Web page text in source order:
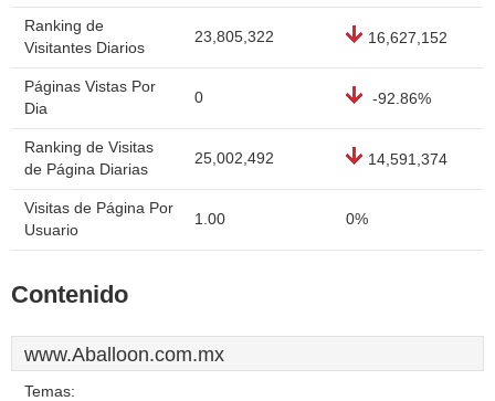
Ranking de
Visitantes Diarios
23,805,322 16,627,152
Páginas Vistas Por
Dia
0 -92.86%
Ranking de Visitas
de Página Diarias
25,002,492 14,591,374
Visitas de Página Por
Usuario
1.00 0%
Contenido
www.Aballoon.com.mx
Temas: